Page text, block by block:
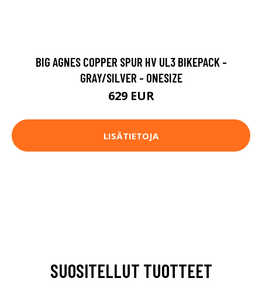
BIG AGNES COPPER SPUR HV UL3 BIKEPACK -
GRAY/SILVER - ONESIZE
629 EUR
LISÄTIETOJA
SUOSITELLUT TUOTTEET